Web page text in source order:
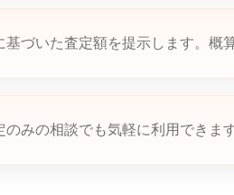
づいた査定額を提示します。概
みの相談でも気軽に利用できます